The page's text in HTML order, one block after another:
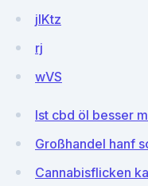
jIKtz
rj
wVS
Ist cbd öl besser
Großhandel hanf
Cannabisflicken